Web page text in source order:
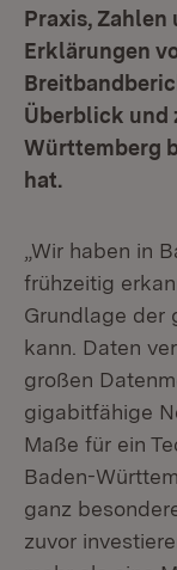
Praxis,
Erklärungen
Überblick und
Württemberg
hat.
„Wir haben in
frühzeitig
Grundlage der
kann. Daten
großen
gigabitfähige
Maße für ein
Baden-
ganz
zuvor